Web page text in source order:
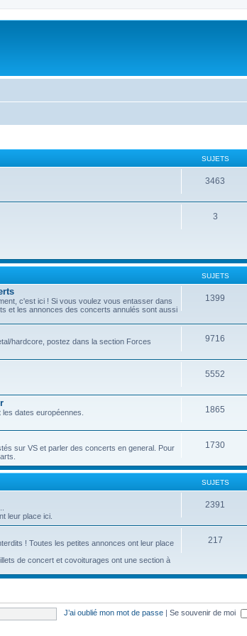
SUJETS
3463
3
SUJETS
c'est ici ! Si vous voulez vous entasser dans
et les annonces des concerts annulés sont aussi
1399
hardcore, postez dans la section Forces
9716
5552
dates européennes. 1865
sur VS et parler des concerts en general. Pour
1730
SUJETS
leur place ici.
2391
! Toutes les petites annonces ont leur place
de concert et covoiturages ont une section à
217
J’ai oublié mon mot de passe Se souvenir de moi